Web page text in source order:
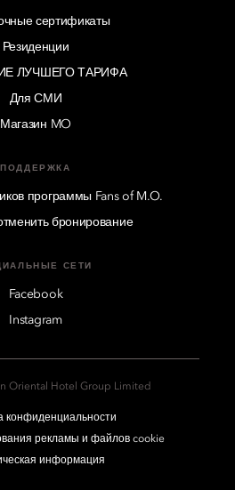
сертификаты
Резиденции
ЛУЧШЕГО ТАРИФА
Для СМИ
Магазин MO
ПОДДЕРЖКА
программы Fans of M.O.
бронирование
СЕТИ
Facebook
Instagram
Oriental Hotel Group Limited
конфиденциальности
рекламы и файлов cookie
информация